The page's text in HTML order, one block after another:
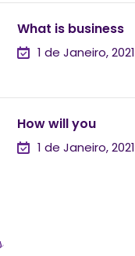
What is business
1 de Janeiro, 2021
How will you
1 de Janeiro, 2021